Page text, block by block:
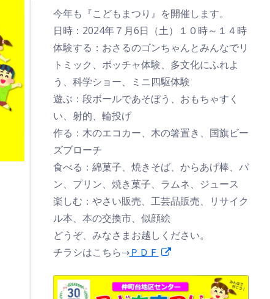
今年も『こどもまつり』を開催します。
日時：2024年７月6日（土）１０時～１４時
体験する：おさるのゴンちゃんとみんなでリ
トミック、ボッチャ体験、多文化にふれよ
う、科学ショー、ミニ四駆体験
遊ぶ：段ボールであそぼう、おもちゃすく
い、射的、輪投げ
作る：木のエコカー、木の箸置き、国旗ビー
ズブローチ
食べる：綿菓子、焼きそば、からあげ棒、パ
ン、プリン、焼き菓子、ラムネ、ジュース
楽しむ：やさい販売、工芸品販売、リサイク
ル本、本の交換市、似顔絵
どうぞ、みなさまお越しください。
チラシはこちら→ＰＤＦ
い